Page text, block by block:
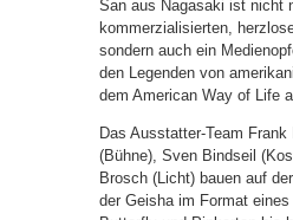
San aus Nagasaki ist nicht
kommerzialisierten,
sondern auch ein
den Legenden von
dem American Way of Life
Das Ausstatter-Team
(Bühne), Sven Bindseil
Brosch (Licht) bauen auf
der Geisha im Format